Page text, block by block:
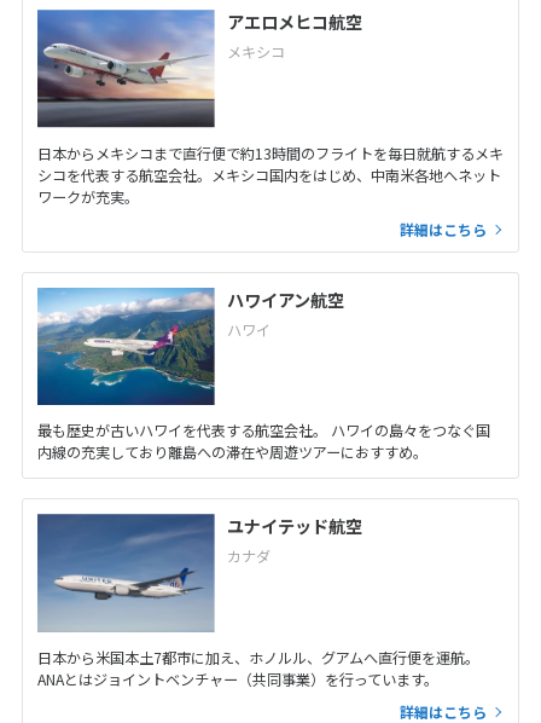
アエロメヒコ航空
メキシコ
日本からメキシコまで直行便で約13時間のフライトを毎日就航するメキ
シコを代表する航空会社。メキシコ国内をはじめ、中南米各地へネット
ワークが充実。
詳細はこちら
ハワイアン航空
ハワイ
最も歴史が古いハワイを代表する航空会社。 ハワイの島々をつなぐ国
内線の充実しており離島への滞在や周遊ツアーにおすすめ。
ユナイテッド航空
カナダ
日本から米国本土7都市に加え、ホノルル、グアムへ直行便を運航。
ANAとはジョイントベンチャー（共同事業）を行っています。
詳細はこちら